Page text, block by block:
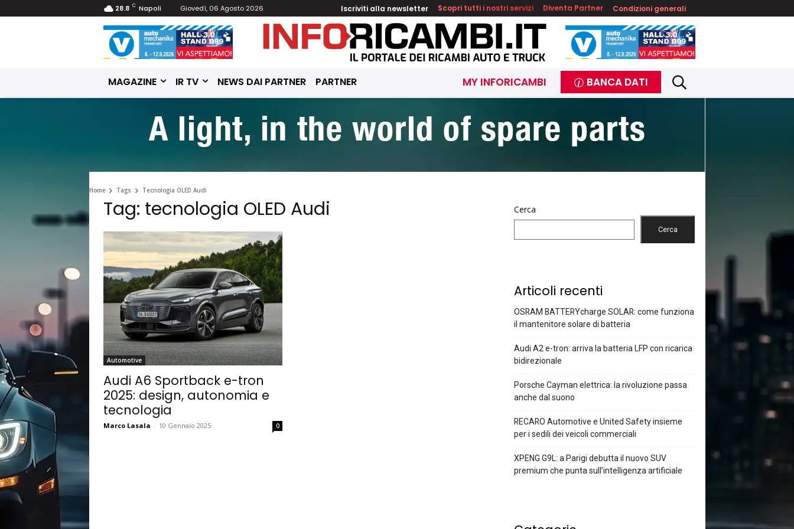
28.8 C Napoli Giovedì, 06 Agosto 2026 Iscriviti alla newsletter Scopri tutti i nostri servizi Diventa Partner Condizioni generali
MAGAZINE IR TV NEWS DAI PARTNER PARTNER MY INFORICAMBI BANCA DATI
Home Tags Tecnologia OLED Audi
Tag: tecnologia OLED Audi
Automotive
Audi A6 Sportback e-tron
2025: design, autonomia e
tecnologia
Marco Lasala - 10 Gennaio 2025 0
Cerca
Cerca
Articoli recenti
OSRAM BATTERYcharge SOLAR: come funziona
il mantenitore solare di batteria
Audi A2 e-tron: arriva la batteria LFP con ricarica
bidirezionale
Porsche Cayman elettrica: la rivoluzione passa
anche dal suono
RECARO Automotive e United Safety insieme
per i sedili dei veicoli commerciali
XPENG G9L: a Parigi debutta il nuovo SUV
premium che punta sull’intelligenza artificiale